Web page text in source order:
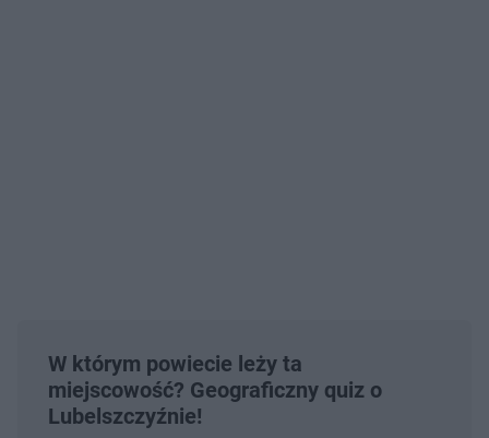
W którym powiecie leży ta
miejscowość? Geograficzny quiz o
Lubelszczyźnie!